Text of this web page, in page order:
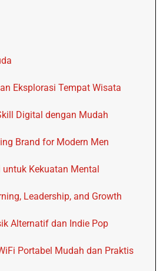
Eksplorasi Tempat Wisata
Digital dengan Mudah
Brand for Modern Men
Kekuatan Mental
Leadership, and Growth
Alternatif dan Indie Pop
Portabel Mudah dan Praktis